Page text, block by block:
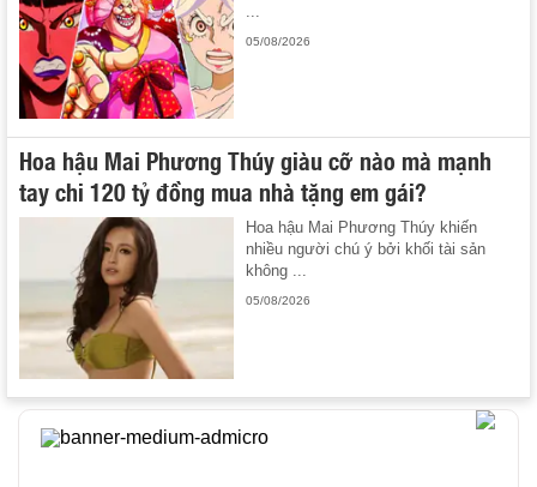
05/08/2026
Hoa hậu Mai Phương Thúy giàu cỡ nào mà mạnh
tay chi 120 tỷ đồng mua nhà tặng em gái?
Hoa hậu Mai Phương Thúy khiến
nhiều người chú ý bởi khối tài sản
không ...
05/08/2026